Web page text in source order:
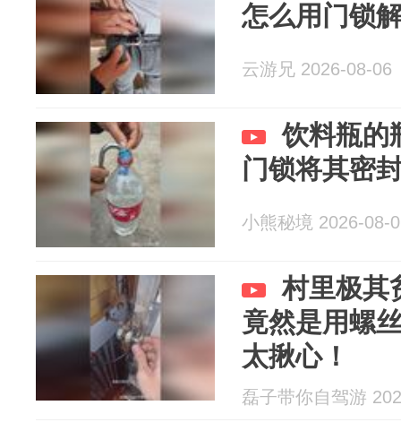
怎么用门锁
云游兄 2026-08-06
饮料瓶的
门锁将其密
小熊秘境 2026-08-
村里极其
竟然是用螺
太揪心！
磊子带你自驾游